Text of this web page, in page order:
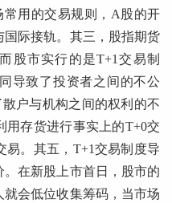
用的交易规则，A股的开
际接轨。其三，股指期货
股市实行的是T+1交易制
导致了投资者之间的不公
户与机构之间的权利的不
用存货进行事实上的T+0交
易。其五，T+1交易制度导
在新股上市首日，股市的
会低位收集筹码，当市场